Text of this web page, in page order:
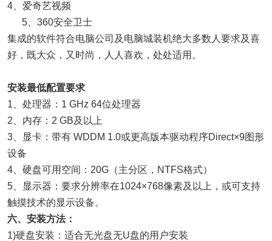
4、爱奇艺视频
5、360安全卫士
集成的软件符合电脑公司及电脑城装机绝大多数人要求及喜
好，既大众，又时尚，人人喜欢，处处适用。
安装最低配置要求
1、处理器：1 GHz 64位处理器
2、内存：2 GB及以上
3、显卡：带有 WDDM 1.0或更高版本驱动程序Direct×9图形
设备
4、硬盘可用空间：20G（主分区，NTFS格式）
5、显示器：要求分辨率在1024×768像素及以上，或可支持
触摸技术的显示设备。
六、安装方法：
1)硬盘安装：适合无光盘无U盘的用户安装